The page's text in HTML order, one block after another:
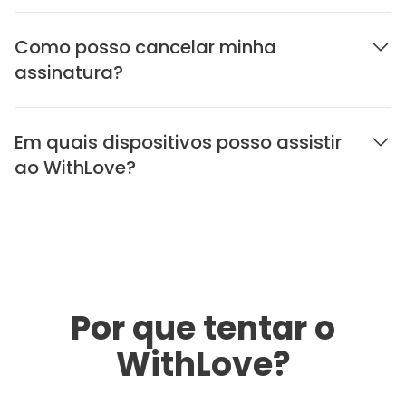
Como posso cancelar minha
assinatura?
Em quais dispositivos posso assistir
ao WithLove?
Por que tentar o
WithLove?